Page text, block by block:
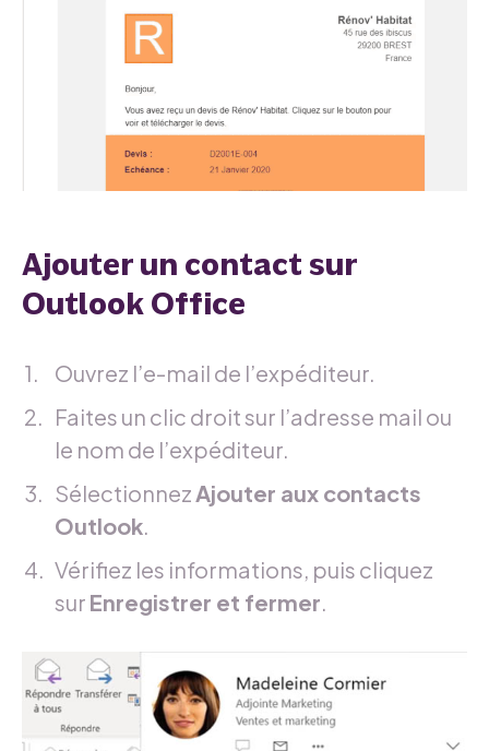
Ajouter un contact sur
Outlook Office
Ouvrez l’e-mail de l’expéditeur.
Faites un clic droit sur l’adresse mail ou
le nom de l’expéditeur.
SélectionnezAjouter aux contacts
Outlook.
Vérifiez les informations, puis cliquez
sur Enregistrer et fermer.